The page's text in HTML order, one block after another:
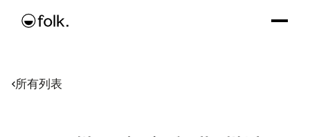
所有列表